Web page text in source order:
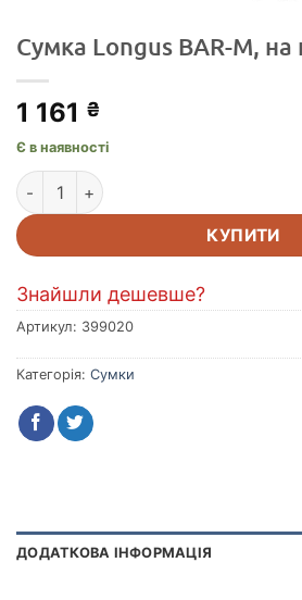
Сумка Longus BAR-M,
1 161 ₴
Є в наявності
Сумка Longus BAR-M, на кермо,
КУПИТИ
Знайшли дешевше?
Артикул: 399020
Категорія: Сумки
ДОДАТКОВА ІНФОРМАЦІЯ